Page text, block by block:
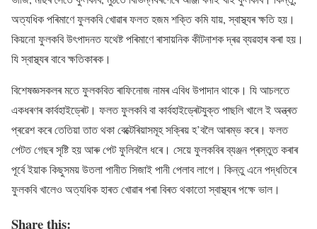
অত্যধিক পৰিমাণে ফুলকবি খোৱাৰ ফলত হজম শক্তি কমি যায়, স্বাস্থ্যৰ ক্ষতি হয়।
কিয়নো ফুলকবি উৎপাদনত যথেষ্ট পৰিমাণে ৰাসায়নিক কীটনাশক দ্ৰৱ ব্যৱহাৰ কৰা হয়।
যি স্বাস্থ্যৰ বাবে ক্ষতিকাৰক।
বিশেষজ্ঞসকলৰ মতে ফুলকবিত ৰাফিনোজ নামৰ এবিধ উপাদান থাকে। যি আচলতে
একধৰণৰ কাৰ্বহাইড্ৰেট। ফলত ফুলকবি বা কাৰ্বহাইড্ৰেটযুক্ত পাছলি খালে ই অন্ত্ৰত
প্ৰৱেশ কৰে তেতিয়া তাত থকা বেক্টেৰিয়াসমূহ সক্ৰিয় হ’বলৈ আৰম্ভ কৰে। ফলত
পেটত গেছৰ সৃষ্টি হয় আৰু পেট ফুলিবলৈ ধৰে। সেয়ে ফুলকবিৰ ব্যঞ্জন প্ৰস্তুত কৰাৰ
পূৰ্বে ইয়াক কিছুসময় উতলা পানীত সিজাই পানী পেলাব লাগে। কিন্তু এনে পদ্ধতিৰে
ফুলকবি খালেও অত্যধিক হাৰত খোৱাৰ পৰা বিৰত থকাতো স্বাস্থ্যৰ পক্ষে ভাল।
Share this: